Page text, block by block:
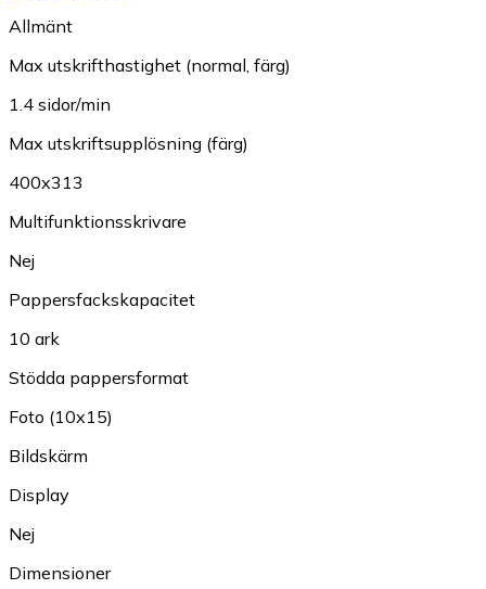
Allmänt
Max utskrifthastighet (normal, färg)
1.4 sidor/min
Max utskriftsupplösning (färg)
400x313
Multifunktionsskrivare
Nej
Pappersfackskapacitet
10 ark
Stödda pappersformat
Foto (10x15)
Bildskärm
Display
Nej
Dimensioner